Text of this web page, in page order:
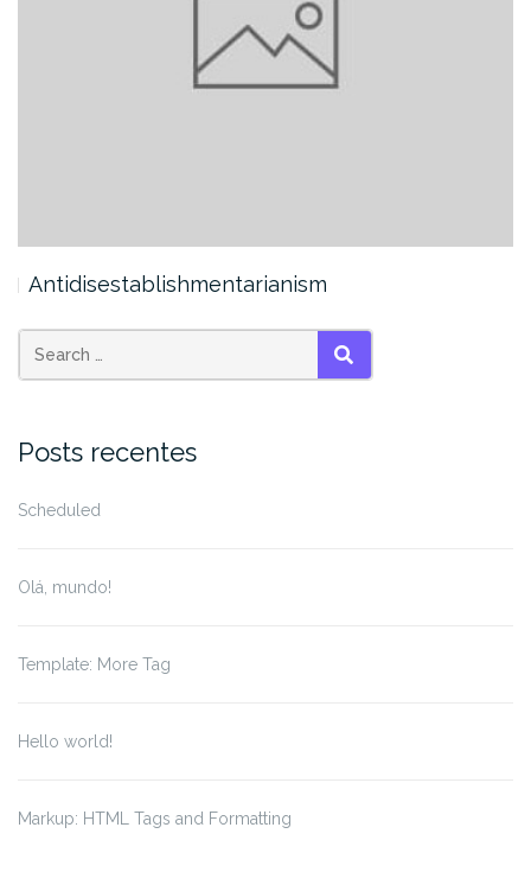
Antidisestablishmentarianism
SEARCH
Posts recentes
Scheduled
Olá, mundo!
Template: More Tag
Hello world!
Markup: HTML Tags and Formatting